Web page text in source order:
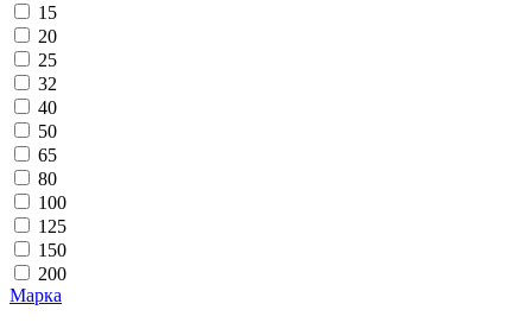
15
20
25
32
40
50
65
80
100
125
150
200
Марка